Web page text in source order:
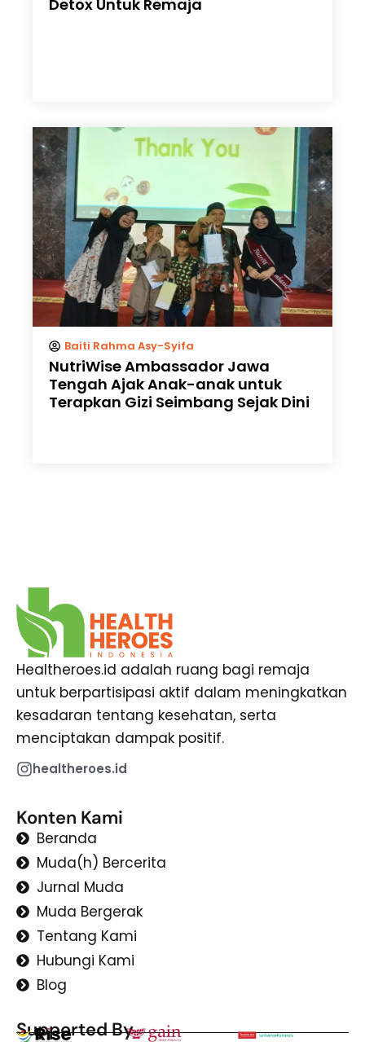
Detox Untuk Remaja
Baiti Rahma Asy-Syifa
NutriWise Ambassador Jawa
Tengah Ajak Anak-anak untuk
Terapkan Gizi Seimbang Sejak Dini
Healtheroes.id adalah ruang bagi remaja
untuk berpartisipasi aktif dalam meningkatkan
kesadaran tentang kesehatan, serta
menciptakan dampak positif.
healtheroes.id
Konten Kami
Beranda
Muda(h) Bercerita
Jurnal Muda
Muda Bergerak
Tentang Kami
Hubungi Kami
Blog
Supported By